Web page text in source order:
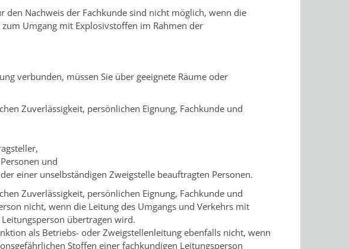
den Nachweis der Fachkunde sind nicht möglich, wenn die
Umgang mit Explosivstoffen im Rahmen der
verbunden, müssen Sie über geeignete Räume oder
Zuverlässigkeit, persönlichen Eignung, Fachkunde und
und
einer unselbständigen Zweigstelle beauftragten Personen.
Zuverlässigkeit, persönlichen Eignung, Fachkunde und
nicht, wenn die Leitung des Umgangs und Verkehrs mit
übertragen wird.
als Betriebs- oder Zweigstellenleitung ebenfalls nicht, wenn
Stoffen einer fachkundigen Leitungsperson